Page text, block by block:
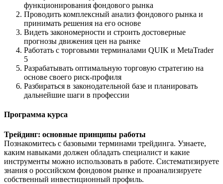
функционирования фондового рынка
Проводить комплексный анализ фондового рынка и
принимать решения на его основе
Видеть закономерности и строить достоверные
прогнозы движения цен на рынке
Работать с торговыми терминалами QUIK и MetaTrader
5
Разрабатывать оптимальную торговую стратегию на
основе своего риск-профиля
Разбираться в законодательной базе и планировать
дальнейшие шаги в профессии
Программа курса
Трейдинг: основные принципы работы
Познакомитесь с базовыми терминами трейдинга. Узнаете,
каким навыками должен обладать специалист и какие
инструменты можно использовать в работе. Систематизируете
знания о российском фондовом рынке и проанализируете
собственный инвестиционный профиль.